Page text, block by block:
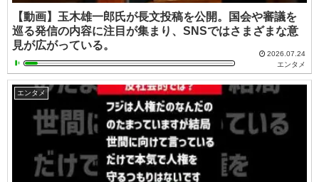
【動画】玉木雄一郎氏が長文投稿を公開。国会や審議を
巡る発信の内容に注目が集まり、SNSではさまざまな意
見が広がっている。
2026.07.24
エンタメ
エンタメ